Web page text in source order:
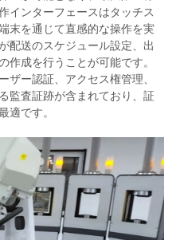
インターフェースはタッチス
末を通じて直感的な操作を実
配送のスケジュール設定、出
成を行うことが可能です。
ー認証、アクセス権管理、
監査証跡が含まれており、証
適です。